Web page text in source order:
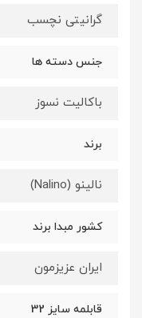
گرانیتی نچسب
جنس دسته ها
باکالیت نسوز
برند
نالینو (Nalino)
کشور مبدا برند
ایران عزیزمون
قابلمه سایز 32